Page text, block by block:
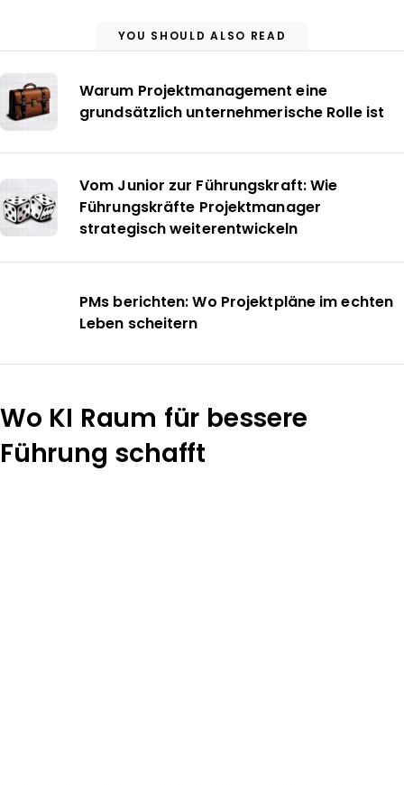
YOU SHOULD ALSO READ
Warum Projektmanagement eine
grundsätzlich unternehmerische Rolle ist
Vom Junior zur Führungskraft: Wie
Führungskräfte Projektmanager
strategisch weiterentwickeln
PMs berichten: Wo Projektpläne im echten
Leben scheitern
Wo KI Raum für bessere
Führung schafft